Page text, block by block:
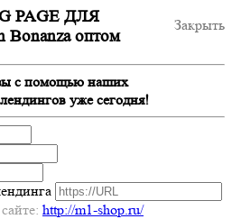
Закрыть
PAGE ДЛЯ
оптом
с помощью наших
уже сегодня!
http://m1-shop.ru/